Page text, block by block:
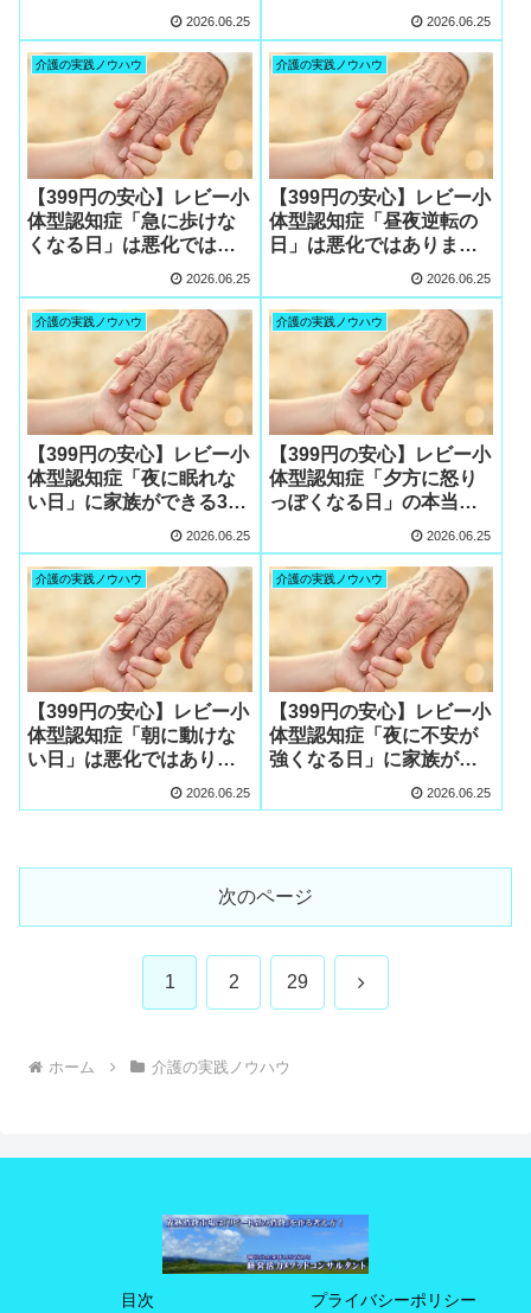
2026.06.25 2026.06.25
介護の実践ノウハウ
【399円の安心】レビー小
体型認知症「急に歩けな
くなる日」は悪化ではあ
2026.06.25
介護の実践ノウハウ
【399円の安心】レビー小
体型認知症「昼夜逆転の
日」は悪化ではありませ
2026.06.25
介護の実践ノウハウ
【399円の安心】レビー小
体型認知症「夜に眠れな
い日」に家族ができる3つ
2026.06.25
介護の実践ノウハウ
【399円の安心】レビー小
体型認知症「夕方に怒り
っぽくなる日」の本当の
2026.06.25
介護の実践ノウハウ
【399円の安心】レビー小
体型認知症「朝に動けな
い日」は悪化ではありま
2026.06.25
介護の実践ノウハウ
【399円の安心】レビー小
体型認知症「夜に不安が
強くなる日」に家族がで
2026.06.25
次のページ
1 2 29 次
ホーム 介護の実践ノウハウ
目次 プライバシーポリシー